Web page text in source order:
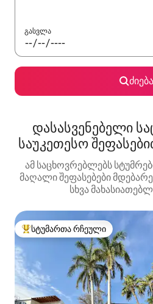
გასვლა
ძიება
დასასვენებელი
საუკეთესო
ამ საცხოვრებლებს
მაღალი შეფასებები
სხვა
სტუმართა რჩეული მოწინავე
სტუმართა რჩეული